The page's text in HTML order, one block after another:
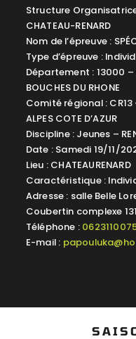
Structure Organisatrice
CHATEAU-RENARD
Nom de l’épreuve :
Type d’épreuve :
Département : 13000 –
BOUCHES DU RHONE
Comité régional : CR13
ALPES COTE D’AZUR
Discipline : Jeunes –
Date : Samedi 19/11/
Lieu : CHATEAURENARD
Caractéristique :
Adresse : salle Belle
Coubertin complexe
Téléphone :
E-mail :